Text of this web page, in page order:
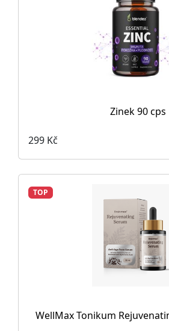
Zinek 90 cps
299 Kč
TOP
WellMax Tonikum